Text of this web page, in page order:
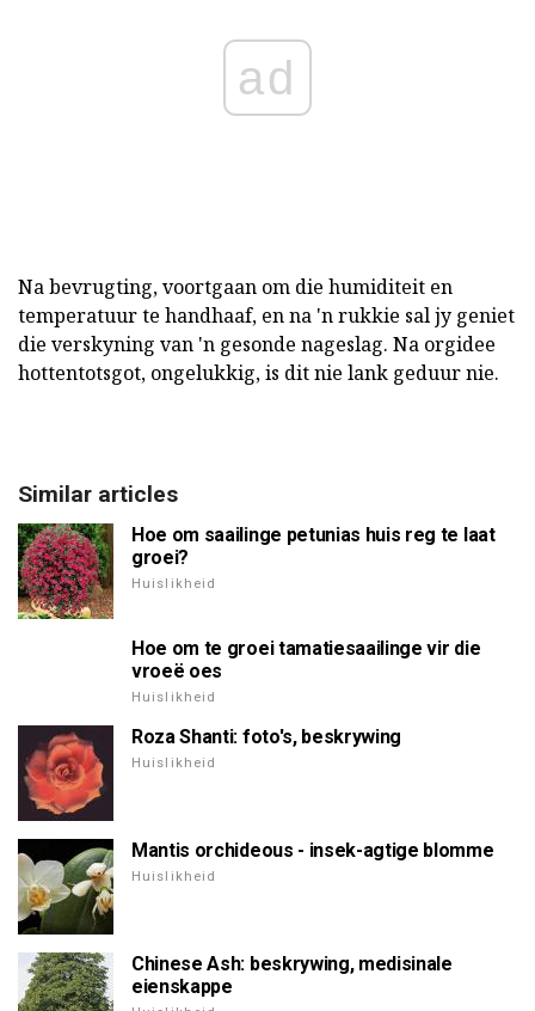
ad
Na bevrugting, voortgaan om die humiditeit en
temperatuur te handhaaf, en na 'n rukkie sal jy geniet
die verskyning van 'n gesonde nageslag. Na orgidee
hottentotsgot, ongelukkig, is dit nie lank geduur nie.
Similar articles
Hoe om saailinge petunias huis reg te laat
groei?
Huislikheid
Hoe om te groei tamatiesaailinge vir die
vroeë oes
Huislikheid
Roza Shanti: foto's, beskrywing
Huislikheid
Mantis orchideous - insek-agtige blomme
Huislikheid
Chinese Ash: beskrywing, medisinale
eienskappe